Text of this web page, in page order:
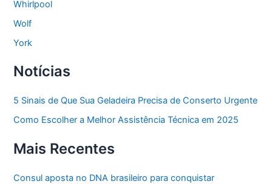
Whirlpool
Wolf
York
Notícias
5 Sinais de Que Sua Geladeira Precisa de Conserto Urgente
Como Escolher a Melhor Assistência Técnica em 2025
Mais Recentes
Consul aposta no DNA brasileiro para conquistar